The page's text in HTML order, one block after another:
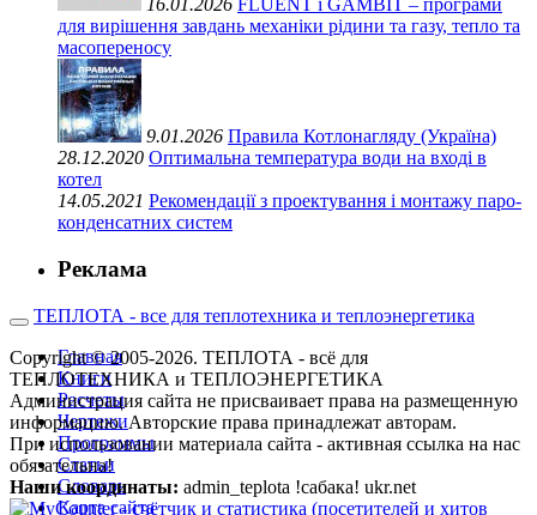
16.01.2026 FLUENT і GAMBIT – програми
для вирішення завдань механіки рідини та газу, тепло та
масопереносу
9.01.2026 Правила Котлонагляду (Україна)
28.12.2020 Оптимальна температура води на вході в
котел
14.05.2021 Рекомендації з проектування і монтажу паро-
конденсатних систем
Реклама
ТЕПЛОТА - все для теплотехника и теплоэнергетика
Главная
Книги
Расчеты
Чертежи
Программы
Статьи
Словарь
Карта сайта
Copyright © 2005-2026. ТЕПЛОТА - всё для
ТЕПЛОТЕХНИКА и ТЕПЛОЭНЕРГЕТИКА
Администрация сайта не присваивает права на размещенную
информацию. Авторские права принадлежат авторам.
При использовании материала сайта - активная ссылка на нас
обязательна!
Наши координаты: admin_teplota !сабака! ukr.net